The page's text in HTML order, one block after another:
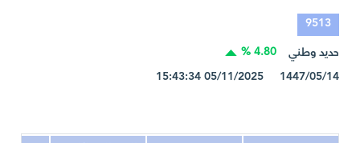
9513
حديد وطني
4.80 %
1447/05/14 05/11/2025 15:43:34